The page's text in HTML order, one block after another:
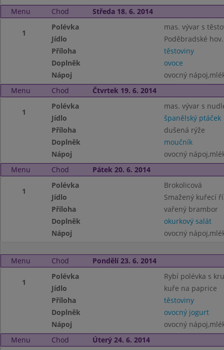
Menu
Chod Středa 18. 6. 2014
1
Polévka
mas. vývar s
Jídlo
Poděbradské
Příloha
těstoviny
Doplněk
ovoce
Nápoj
ovocný
Menu
Chod Čtvrtek 19. 6. 2014
1
Polévka
mas. vývar s
Jídlo
španělský ptáček
Příloha
dušená rýže
Doplněk
moučník
Nápoj
ovocný
Menu
Chod Pátek 20. 6. 2014
1
Polévka
Brokolicová
Jídlo
Smažený kuřecí
Příloha
vařený brambor
Doplněk
okurkový salát
Nápoj
ovocný
Menu Chod Pondělí 23. 6. 2014
1
Polévka
Rybí polévka s
Jídlo
kuře na paprice
Příloha
těstoviny
Doplněk
ovocný jogurt
Nápoj
ovocný
Menu
Chod Úterý 24. 6. 2014